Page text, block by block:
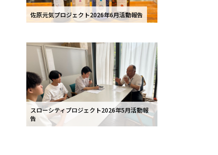
佐原元気プロジェクト2026年6月活動報告
スローシティプロジェクト2026年5月活動報
告